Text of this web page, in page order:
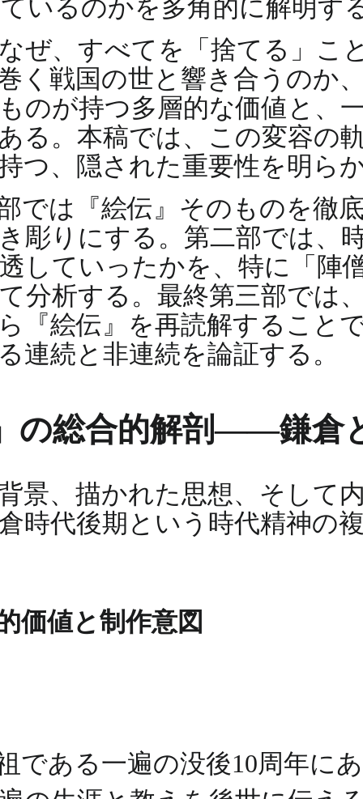
いるのかを多角的に解明す
ぜ、すべてを「捨てる」こ
く戦国の世と響き合うのか
のが持つ多層的な価値と、
る。本稿では、この変容の
つ、隠された重要性を明ら
では『絵伝』そのものを徹
彫りにする。第二部では、
していったかを、特に「陣
分析する。最終第三部では
『絵伝』を再読解すること
連続と非連続を論証する。
の総合的解剖――鎌倉
景、描かれた思想、そして
時代後期という時代精神の
価値と制作意図
である一遍の没後10周年に